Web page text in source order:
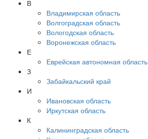
В
Владимирская область
Волгоградская область
Вологодская область
Воронежская область
Е
Еврейская автономная область
З
Забайкальский край
И
Ивановская область
Иркутская область
К
Калининградская область